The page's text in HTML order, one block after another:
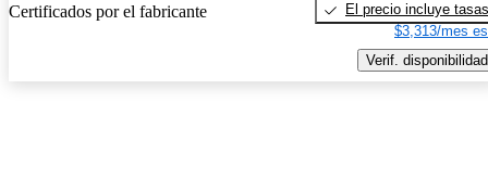
Certificados por el fabricante
El precio incluye tasas
$3,313/mes
Verif. disponibilidad